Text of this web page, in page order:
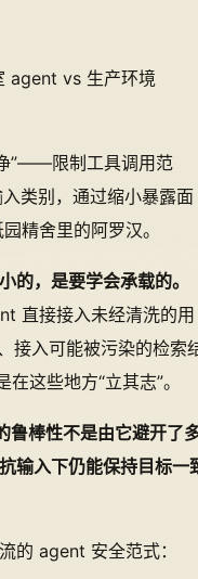
agent vs 生产环境
”——限制工具调用范
类别，通过缩小暴露面
精舍里的阿罗汉。
的，是要学会承载的。
直接接入未经清洗的用
接入可能被污染的检索
这些地方“立其志”。
鲁棒性不是由它避开了
输入下仍能保持目标一
的 agent 安全范式：